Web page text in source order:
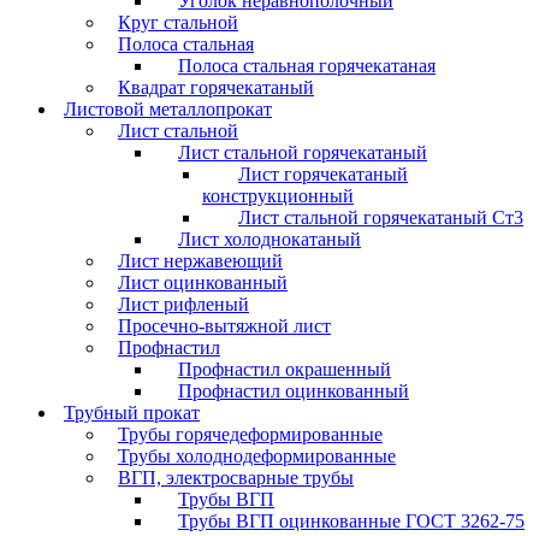
Круг стальной
Полоса стальная
Полоса стальная горячекатаная
Квадрат горячекатаный
Листовой металлопрокат
Лист стальной
Лист стальной горячекатаный
Лист горячекатаный
конструкционный
Лист стальной горячекатаный Ст3
Лист холоднокатаный
Лист нержавеющий
Лист оцинкованный
Лист рифленый
Просечно-вытяжной лист
Профнастил
Профнастил окрашенный
Профнастил оцинкованный
Трубный прокат
Трубы горячедеформированные
Трубы холоднодеформированные
ВГП, электросварные трубы
Трубы ВГП
Трубы ВГП оцинкованные ГОСТ 3262-75